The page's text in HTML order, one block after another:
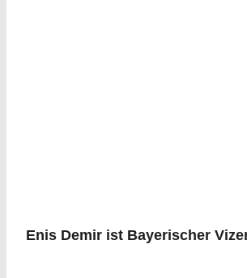
Enis Demir ist Bayerischer